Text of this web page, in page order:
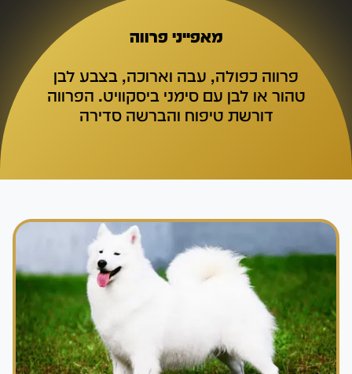
מאפייני פרווה
פרווה כפולה, עבה וארוכה, בצבע לבן
טהור או לבן עם סימני ביסקוויט. הפרווה
דורשת טיפוח והברשה סדירה